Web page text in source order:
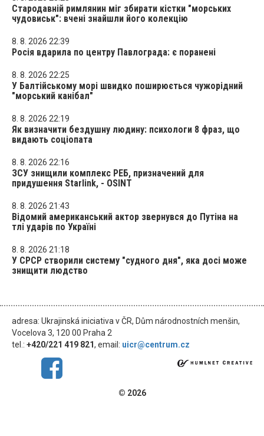
Стародавній римлянин міг збирати кістки "морських
чудовиськ": вчені знайшли його колекцію
8. 8. 2026 22:39
Росія вдарила по центру Павлограда: є поранені
8. 8. 2026 22:25
У Балтійському морі швидко поширюється чужорідний
"морський канібал"
8. 8. 2026 22:19
Як визначити бездушну людину: психологи 8 фраз, що
видають соціопата
8. 8. 2026 22:16
ЗСУ знищили комплекс РЕБ, призначений для
придушення Starlink, - OSINT
8. 8. 2026 21:43
Відомий американський актор звернувся до Путіна на
тлі ударів по Україні
8. 8. 2026 21:18
У СРСР створили систему "судного дня", яка досі може
знищити людство
adresa: Ukrajinská iniciativa v ČR, Dům národnostních menšin,
Vocelova 3, 120 00 Praha 2
tel.: +420/221 419 821, email: uicr@centrum.cz
© 2026